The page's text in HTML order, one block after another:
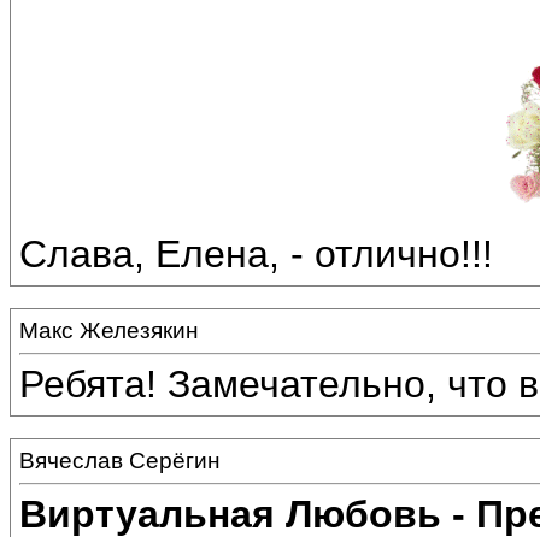
Слава, Елена, - отлично!!!
Макс Железякин
Ребята! Замечательно, что
Вячеслав Серёгин
Виртуальная Любовь -